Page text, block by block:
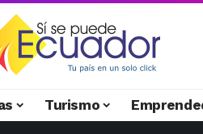
Turismo